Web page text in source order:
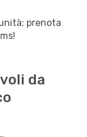
prenota
da